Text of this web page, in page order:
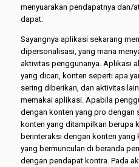
menyuarakan pendapatnya dan/
dapat.
Sayangnya aplikasi sekarang
dipersonalisasi, yang mana
aktivitas penggunanya. Aplikasi
yang dicari, konten seperti apa
sering diberikan, dan aktivitas
memakai aplikasi. Apabila
dengan konten yang pro dengan
konten yang ditampilkan berupa
berinteraksi dengan konten yang
yang bermunculan di beranda
dengan pendapat kontra. Pada